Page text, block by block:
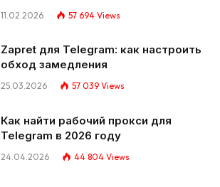
11.02.2026 57 694 Views
Zapret для Telegram: как настроить
обход замедления
25.03.2026 57 039 Views
Как найти рабочий прокси для
Telegram в 2026 году
24.04.2026 44 804 Views